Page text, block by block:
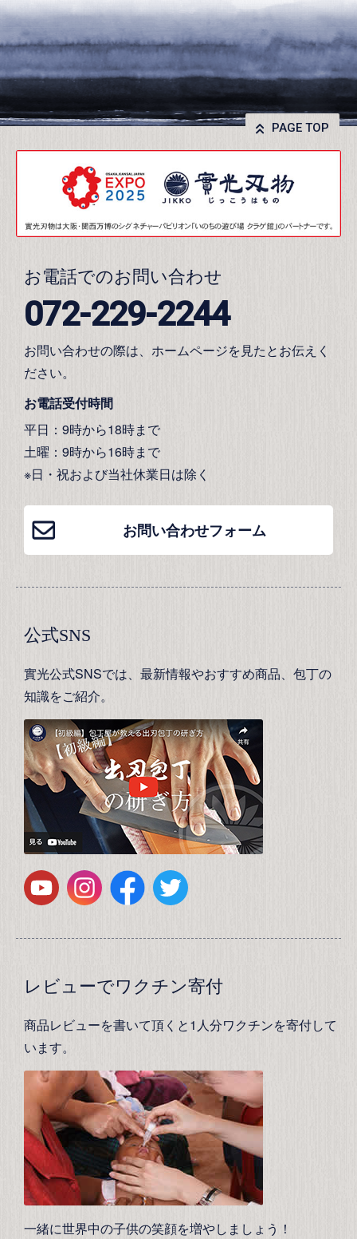
PAGE TOP
お電話でのお問い合わせ
072-229-2244
お問い合わせの際は、ホームページを見たとお伝えく
ださい。
お電話受付時間
平日：9時から18時まで
土曜：9時から16時まで
※日・祝および当社休業日は除く
お問い合わせフォーム
公式SNS
實光公式SNSでは、最新情報やおすすめ商品、包丁の
知識をご紹介。
レビューでワクチン寄付
商品レビューを書いて頂くと1人分ワクチンを寄付して
います。
一緒に世界中の子供の笑顔を増やしましょう！